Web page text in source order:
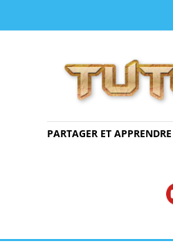
PARTAGER ET